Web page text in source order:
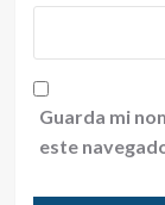
Guarda mi
este